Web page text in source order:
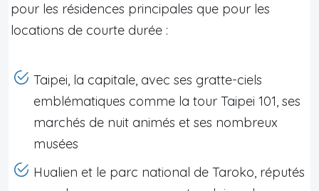
pour les résidences principales que pour les
locations de courte durée :
Taipei, la capitale, avec ses gratte-ciels
emblématiques comme la tour Taipei 101, ses
marchés de nuit animés et ses nombreux
musées
Hualien et le parc national de Taroko, réputés